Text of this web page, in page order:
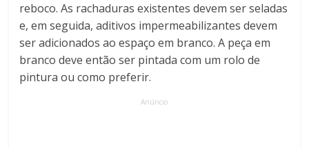
reboco. As rachaduras existentes devem ser seladas
e, em seguida, aditivos impermeabilizantes devem
ser adicionados ao espaço em branco. A peça em
branco deve então ser pintada com um rolo de
pintura ou como preferir.
Anúncio